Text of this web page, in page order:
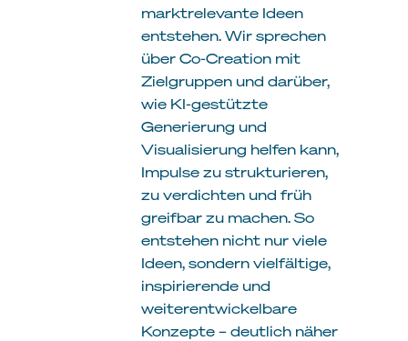
marktrelevante Ideen
entstehen. Wir sprechen
über Co-Creation mit
Zielgruppen und darüber,
wie KI-gestützte
Generierung und
Visualisierung helfen kann,
Impulse zu strukturieren,
zu verdichten und früh
greifbar zu machen. So
entstehen nicht nur viele
Ideen, sondern vielfältige,
inspirierende und
weiterentwickelbare
Konzepte – deutlich näher